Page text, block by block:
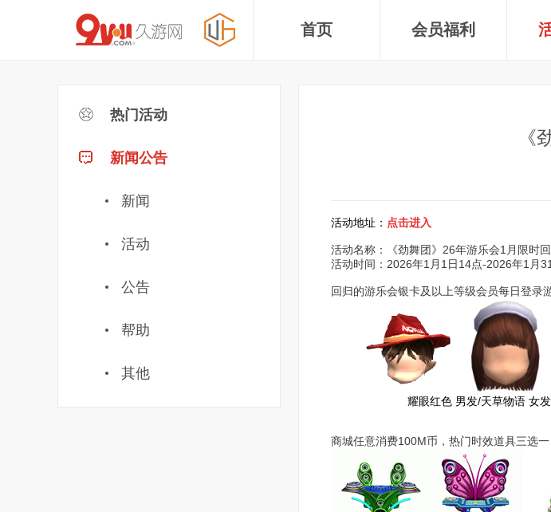
首页 会员福利
热门活动
新闻公告
新闻
活动
公告
帮助
其他
《
活动地址： 点击进入
活动名称：《劲舞团》26年游乐会1月限时
活动时间：2026年1月1日14点-2026年1月
回归的游乐会银卡及以上等级会员每日登录
耀眼红色 男发/天草物语 女发
商城任意消费100M币，热门时效道具三选一